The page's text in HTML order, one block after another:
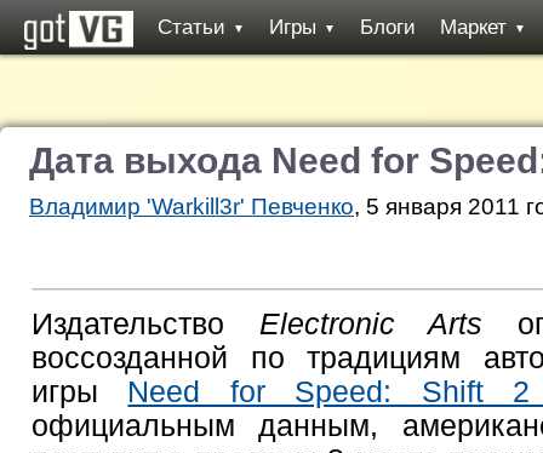
Статьи ▼ Игры ▼ Блоги Маркет ▼
Дата выхода Need for
Владимир 'Warkill3r' Певченко, 5 января 2011
Издательство Electronic Arts
воссозданной по традициям
игры Need for Speed: Shift 2
официальным данным,